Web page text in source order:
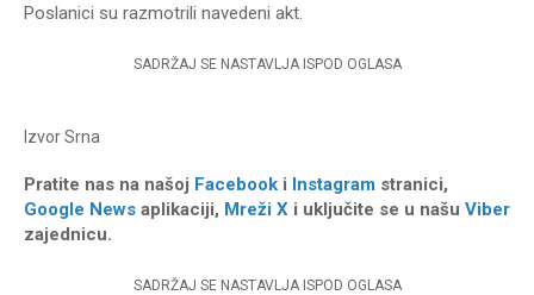
Poslanici su razmotrili navedeni akt.
SADRŽAJ SE NASTAVLJA ISPOD OGLASA
IzvorSrna
Pratite nas na našoj Facebook i Instagram stranici,
Google News aplikaciji, Mreži X i uključite se u našu Viber
zajednicu.
SADRŽAJ SE NASTAVLJA ISPOD OGLASA